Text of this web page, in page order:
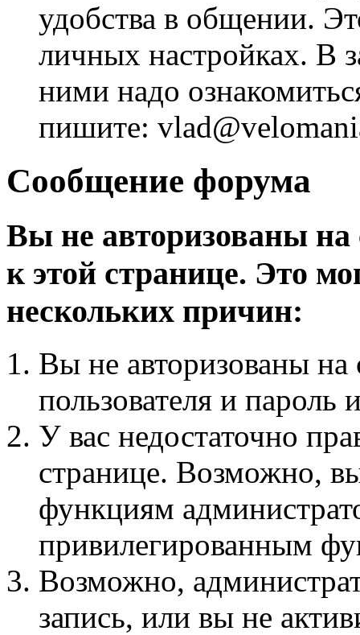
удобства в общении.
личных настройках. В
ними надо
пишите:
Сообщение форума
Вы не авторизованы на
к этой странице. Это
нескольких причин:
Вы не авторизованы на
пользователя и пароль
У вас недостаточно
странице. Возможно,
функциям
привилегированным
Возможно,
запись, или вы не